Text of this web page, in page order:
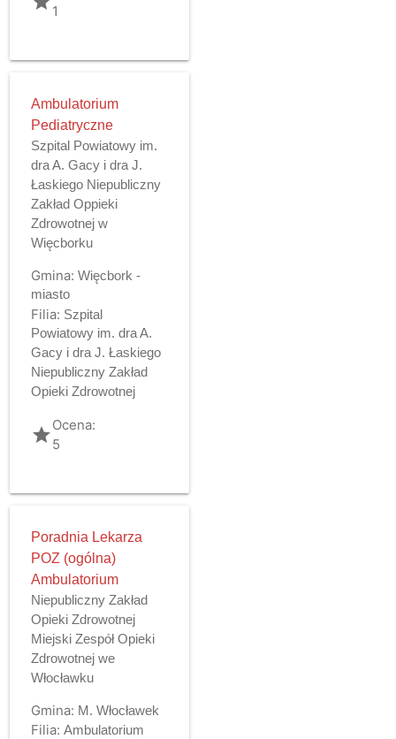
1
Ambulatorium
Pediatryczne
Szpital Powiatowy im.
dra A. Gacy i dra J.
Łaskiego Niepubliczny
Zakład Oppieki
Zdrowotnej w
Więcborku
Gmina: Więcbork -
miasto
Filia: Szpital
Powiatowy im. dra A.
Gacy i dra J. Łaskiego
Niepubliczny Zakład
Opieki Zdrowotnej
gradeOcena:
5
Poradnia Lekarza
POZ (ogólna)
Ambulatorium
Niepubliczny Zakład
Opieki Zdrowotnej
Miejski Zespół Opieki
Zdrowotnej we
Włocławku
Gmina: M. Włocławek
Filia: Ambulatorium